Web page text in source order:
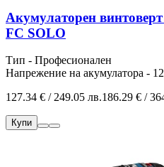
Акумулаторен
FC SOLO
Тип - Професионален
Напрежение на акумулатора -
127.34 € / 249.05 лв.186.29 € /
Купи